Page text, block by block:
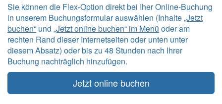
Sie können die Flex-Option direkt bei Iher Online-Buchung
in unserem Buchungsformular auswählen (Inhalte„Jetzt
buchen“ und „Jetzt online buchen“ im Menü oder am
rechten Rand dieser Internetseiten oder unten unter
diesem Absatz) oder bis zu 48 Stunden nach Ihrer
Buchung nachträglich hinzufügen.
Jetzt online buchen